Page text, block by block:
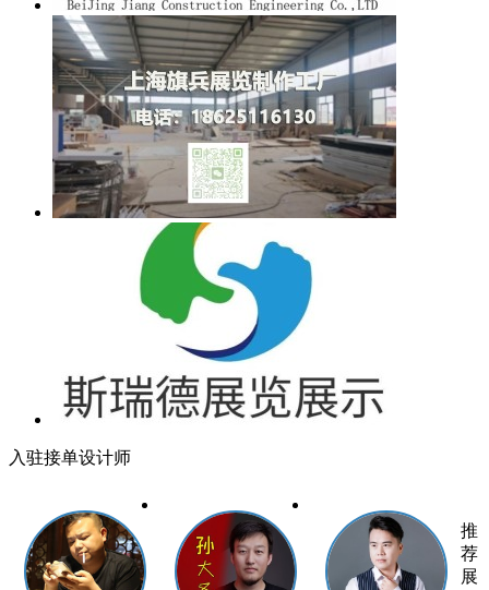
入驻接单设计师
推
荐
展